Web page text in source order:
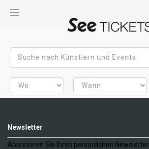
Newsletter
Abonnieren Sie Ihren persönlichen Newsletter